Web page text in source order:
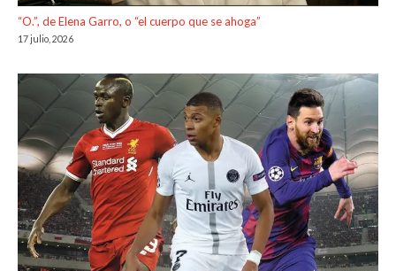
“O.”, de Elena Garro, o “el cuerpo que se ahoga”
17 julio, 2026